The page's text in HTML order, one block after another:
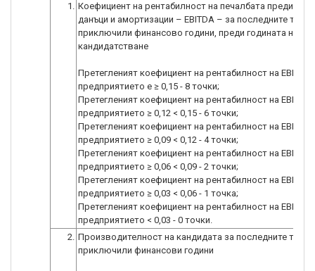
1. Коефициент на рентабилност на печалбата преди
данъци и амортизации – EBITDA – за последните три
приключили финансово години, преди годината на
кандидатстване
Претегленият коефициент на рентабилност на EBITDA
предприятието е ≥ 0,15 - 8 точки;
Претегленият коефициент на рентабилност на EBITDA
предприятието ≥ 0,12 < 0,15 - 6 точки;
Претегленият коефициент на рентабилност на EBITDA
предприятието ≥ 0,09 < 0,12 - 4 точки;
Претегленият коефициент на рентабилност на EBITDA
предприятието ≥ 0,06 < 0,09 - 2 точки;
Претегленият коефициент на рентабилност на EBITDA
предприятието ≥ 0,03 < 0,06 - 1 точка;
Претегленият коефициент на рентабилност на EBITDA
предприятието < 0,03 - 0 точки.
2. Производителност на кандидата за последните три
приключили финансови години